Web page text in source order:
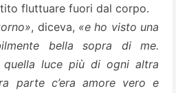
fluttuare fuori dal corpo.
, diceva, «e ho visto una
bella sopra di me.
quella luce più di ogni altra
parte c’era amore vero e